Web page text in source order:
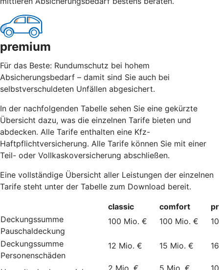
premium
Für das Beste: Rundumschutz bei hohem
Absicherungsbedarf – damit sind Sie auch bei
selbstverschuldeten Unfällen abgesichert.
In der nachfolgenden Tabelle sehen Sie eine gekürzte
Übersicht dazu, was die einzelnen Tarife bieten und
abdecken. Alle Tarife enthalten eine Kfz-
Haftpflichtversicherung. Alle Tarife können Sie mit einer
Teil- oder Vollkaskoversicherung abschließen.
Eine vollständige Übersicht aller Leistungen der einzelnen
Tarife steht unter der Tabelle zum Download bereit.
classic comfort
Deckungssumme
Pauschaldeckung
100 Mio. € 100 Mio. €
Deckungssumme
Personenschäden
12 Mio. € 15 Mio. €
2 Mio. € 5 Mio. €